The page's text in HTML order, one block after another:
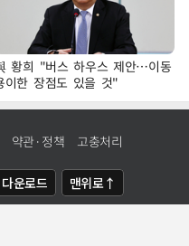
황희 "버스 하우스 제안…이동
이한 장점도 있을 것"
약관·정책 고충처리
운로드 맨위로↑